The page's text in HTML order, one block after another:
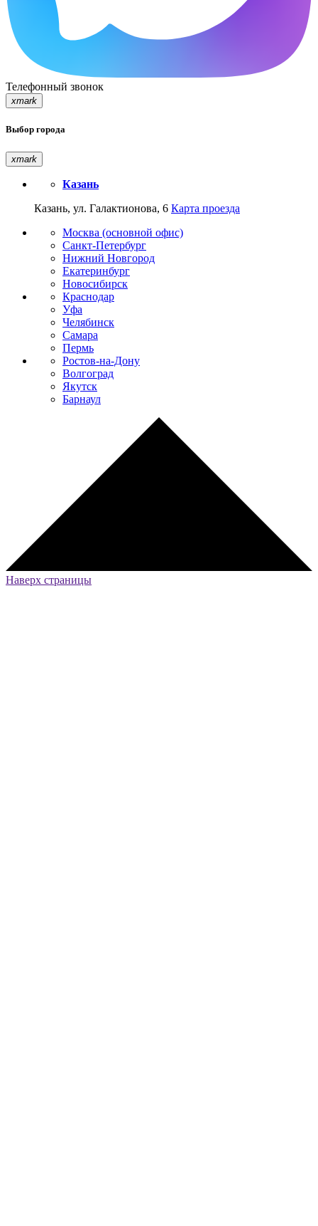
Телефонный звонок
xmark
Выбор города
xmark
Казань
Казань, ул. Галактионова, 6 Карта проезда
Москва (основной офис)
Санкт-Петербург
Нижний Новгород
Екатеринбург
Новосибирск
Краснодар
Уфа
Челябинск
Самара
Пермь
Ростов-на-Дону
Волгоград
Якутск
Барнаул
Наверх страницы